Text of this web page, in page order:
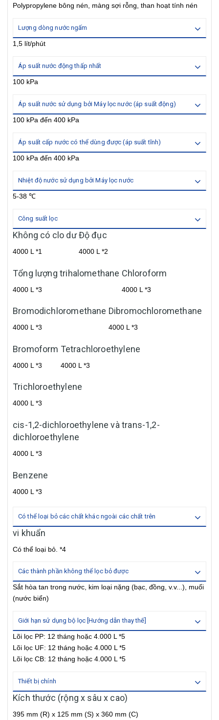
Polypropylene bông nén, màng sợi rỗng, than hoạt tính nén
Lượng dòng nước ngấm
1,5 lít/phút
Áp suất nước động thấp nhất
100 kPa
Áp suất nước sử dụng bởi Máy lọc nước (áp suất động)
100 kPa đến 400 kPa
Áp suất cấp nước có thể dùng được (áp suất tĩnh)
100 kPa đến 400 kPa
Nhiệt độ nước sử dụng bởi Máy lọc nước
5-38 ℃
Công suất lọc
Không có clo dư
4000 L *1
Độ đục
4000 L *2
Tổng lượng trihalomethane
4000 L *3
Chloroform
4000 L *3
Bromodichloromethane
4000 L *3
Dibromochloromethane
4000 L *3
Bromoform
4000 L *3
Tetrachloroethylene
4000 L *3
Trichloroethylene
4000 L *3
cis-1,2-dichloroethylene và trans-1,2-
dichloroethylene
4000 L *3
Benzene
4000 L *3
Có thể loại bỏ các chất khác ngoài các chất trên
vi khuẩn
Có thể loại bỏ. *4
Các thành phần không thể lọc bỏ được
Sắt hòa tan trong nước, kim loại nặng (bạc, đồng, v.v...), muối
(nước biển)
Giới hạn sử dụng bộ lọc [Hướng dẫn thay thế]
Lõi lọc PP: 12 tháng hoặc 4.000 L *5
Lõi lọc UF: 12 tháng hoặc 4.000 L *5
Lõi lọc CB: 12 tháng hoặc 4.000 L *5
Thiết bị chính
Kích thước (rộng x sâu x cao)
395 mm (R) x 125 mm (S) x 360 mm (C)